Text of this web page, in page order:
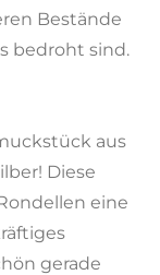
Bestände
bedroht sind.
aus
Diese
eine
gerade